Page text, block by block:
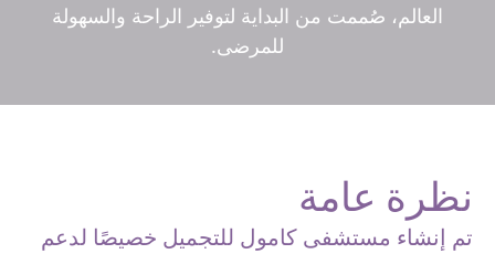
العالم، صُممت من البداية لتوفير الراحة والسهولة
للمرضى.
نظرة عامة
تم إنشاء مستشفى كامول للتجميل خصيصًا لدعم